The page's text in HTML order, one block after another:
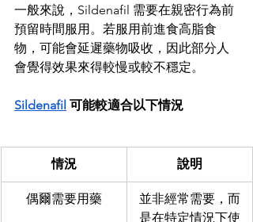
一般來說，Sildenafil 需要在親密行為前
預留時間服用。若服用前進食高脂食
物，可能會延遲藥物吸收，因此部分人
會覺得效果來得較慢或較不穩定。
Sildenafil 可能較適合以下情況
情況 說明
偶爾需要用藥
並非經常需要，而
是在特定情況下使